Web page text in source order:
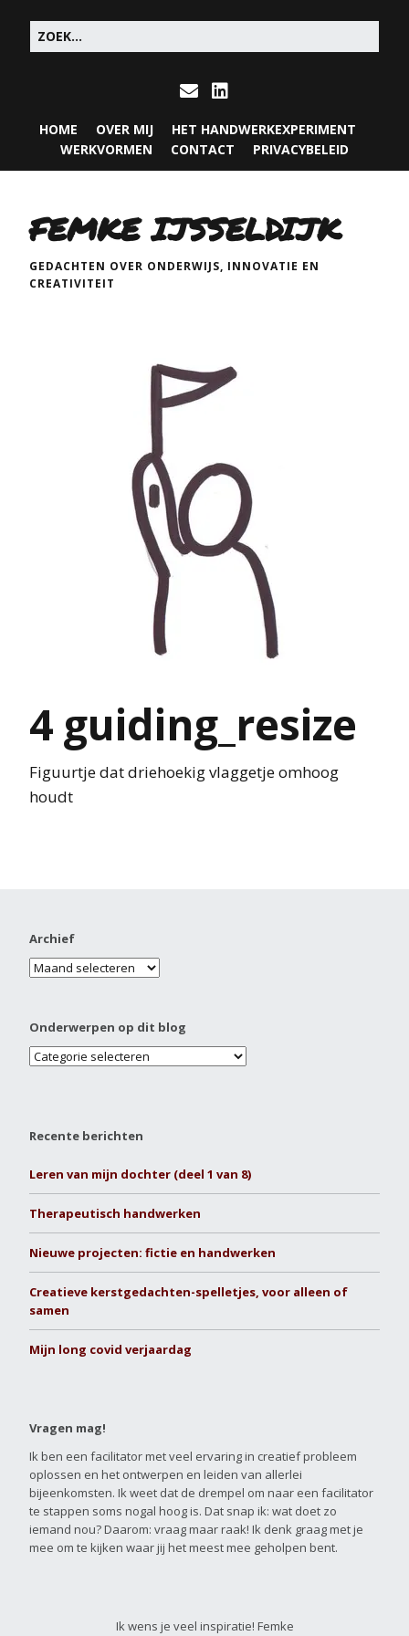
HOME OVER MIJ
HET HANDWERKEXPERIMENT
WERKVORMEN
CONTACT PRIVACYBELEID
FEMKE IJSSELDIJK
GEDACHTEN OVER ONDERWIJS, INNOVATIE EN
CREATIVITEIT
4 guiding_resize
Figuurtje dat driehoekig vlaggetje omhoog
houdt
Archief
Onderwerpen op dit blog
Recente berichten
Leren van mijn dochter (deel 1 van 8)
Therapeutisch handwerken
Nieuwe projecten: fictie en handwerken
Creatieve kerstgedachten-spelletjes, voor alleen of
samen
Mijn long covid verjaardag
Vragen mag!
Ik ben een facilitator met veel ervaring in creatief probleem
oplossen en het ontwerpen en leiden van allerlei
bijeenkomsten. Ik weet dat de drempel om naar een facilitator
te stappen soms nogal hoog is. Dat snap ik: wat doet zo
iemand nou? Daarom: vraag maar raak! Ik denk graag met je
mee om te kijken waar jij het meest mee geholpen bent.
Ik wens je veel inspiratie! Femke